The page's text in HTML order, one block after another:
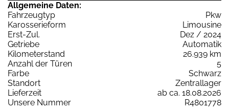
Allgemeine Daten:
Fahrzeugtyp
Pkw
Karosserieform
Limousine
Erst-Zul.
Dez / 2024
Getriebe
Automatik
Kilometerstand
26.939 km
Anzahl der Türen
5
Farbe
Schwarz
Standort
Zentrallager
Lieferzeit
ab ca. 18.08.2026
Unsere Nummer
R4801778